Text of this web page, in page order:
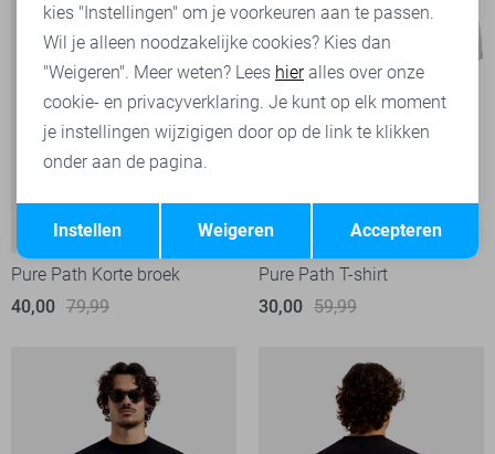
-50%
Pure Path Korte broek
40,00 79,99
Pure Path T-shirt
30,00 59,99
Terug Opslaan
kies "Instellingen" om je voorkeuren aan te passen.
Wil je alleen noodzakelijke cookies? Kies dan
"Weigeren". Meer weten? Lees hieralles over onze
cookie- en privacyverklaring. Je kunt op elk moment
je instellingen wijzigigen door op de link te klikken
onder aan de pagina.
Accepteren
Weigeren
Instellen